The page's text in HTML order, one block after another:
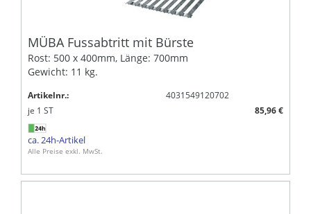
MÜBA Fussabtritt mit Bürste
Rost: 500 x 400mm, Länge: 700mm
Gewicht: 11 kg.
Artikelnr.:
4031549120702
je 1 ST 85,96 €
ca. 24h-Artikel
Alle Preise exkl. MwSt.